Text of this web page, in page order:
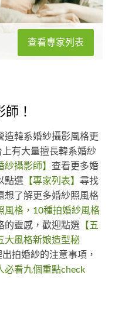
查看專家列表
！
造韓系婚紗攝影風格更
有大量擅長韓系婚紗
紗攝影師】 查看更多婚
點選 【專家列表】 尋找
想了解更多婚紗照風格
風格，10種拍婚紗風格
的靈感，歡迎點選 【五
大風格新娘造型秘
拍婚紗的注意事項，
必看九個重點check